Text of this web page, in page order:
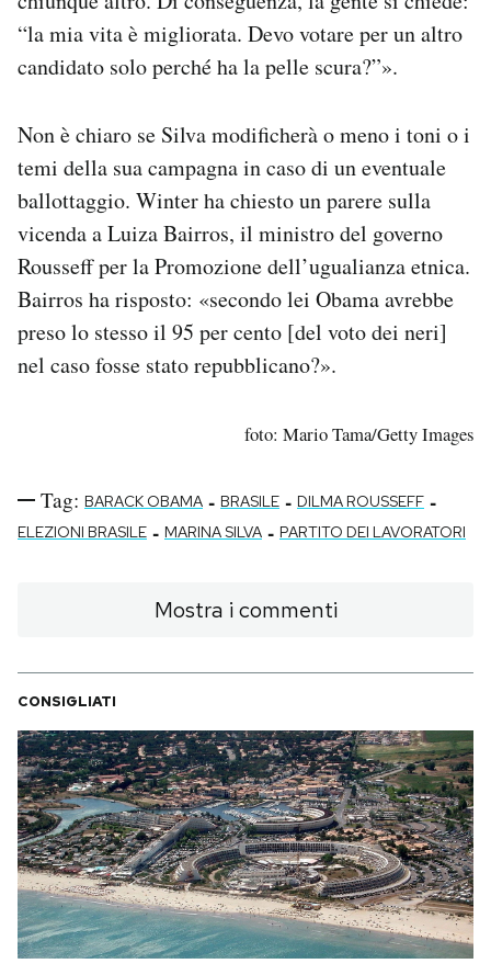
“la mia vita è migliorata. Devo votare per un altro
candidato solo perché ha la pelle scura?”».
Non è chiaro se Silva modificherà o meno i toni o i
temi della sua campagna in caso di un eventuale
ballottaggio. Winter ha chiesto un parere sulla
vicenda a Luiza Bairros, il ministro del governo
Rousseff per la Promozione dell’ugualianza etnica.
Bairros ha risposto: «secondo lei Obama avrebbe
preso lo stesso il 95 per cento [del voto dei neri]
nel caso fosse stato repubblicano?».
foto: Mario Tama/Getty Images
Tag: BARACK OBAMA - BRASILE - DILMA ROUSSEFF -
ELEZIONI BRASILE - MARINA SILVA - PARTITO DEI LAVORATORI
Mostra i commenti
CONSIGLIATI